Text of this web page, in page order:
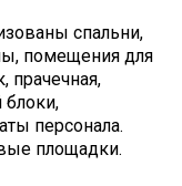
спальни,
помещения для
прачечная,
персонала.
площадки.